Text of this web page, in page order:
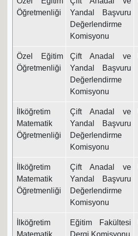
Öğretmenliği
Yandal Başvuru
Değerlendirme
Komisyonu
Özel Eğitim
Öğretmenliği
Çift Anadal ve
Yandal Başvuru
Değerlendirme
Komisyonu
İlköğretim
Matematik
Öğretmenliği
Çift Anadal ve
Yandal Başvuru
Değerlendirme
Komisyonu
İlköğretim
Matematik
Öğretmenliği
Çift Anadal ve
Yandal Başvuru
Değerlendirme
Komisyonu
İlköğretim
Matematik
Eğitim Fakültesi
Dergi Komisyonu